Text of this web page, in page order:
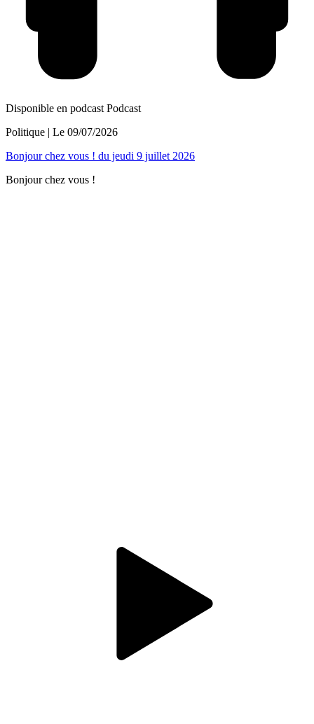
Disponible en podcast Podcast
Politique | Le 09/07/2026
Bonjour chez vous ! du jeudi 9 juillet 2026
Bonjour chez vous !